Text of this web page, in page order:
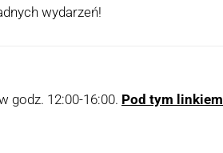
wydarzeń!
godz. 12:00-16:00. Pod tym linkiem